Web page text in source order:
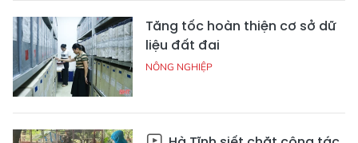
Tăng tốc hoàn thiện cơ sở dữ
liệu đất đai
NÔNG NGHIỆP